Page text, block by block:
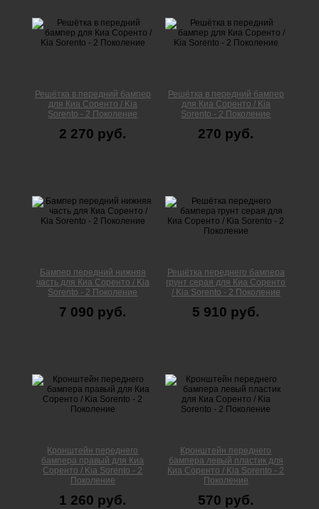
Решётка в передний бампер
для Киа Соренто / Kia
Sorento - 2 Поколение
2 270 руб.
Решётка в передний бампер
для Киа Соренто / Kia
Sorento - 2 Поколение
270 руб.
Бампер передний нижняя
часть для Киа Соренто / Kia
Sorento - 2 Поколение
7 090 руб.
Решётка переднего бампера
грунт серая для Киа Соренто
/ Kia Sorento - 2 Поколение
5 910 руб.
Кронштейн переднего
бампера правый для Киа
Соренто / Kia Sorento - 2
Поколение
1 260 руб.
Кронштейн переднего
бампера левый пластик для
Киа Соренто / Kia Sorento - 2
Поколение
570 руб.